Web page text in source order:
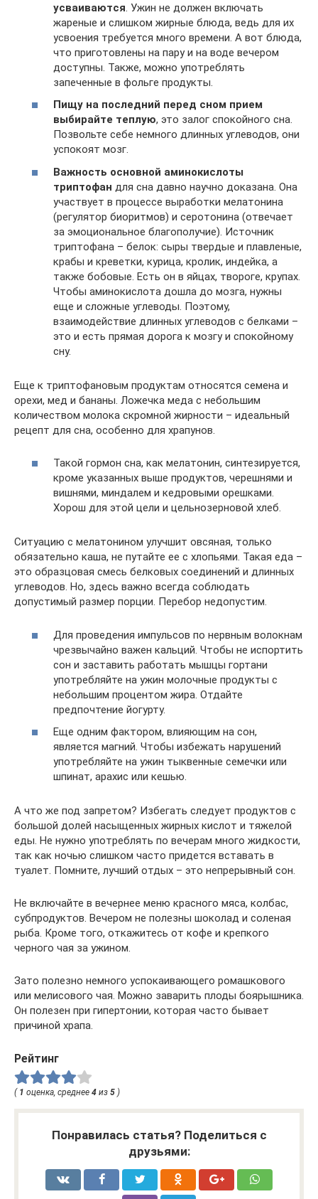
усваиваются . Ужин не должен включать
жареные и слишком жирные блюда, ведь для их
усвоения требуется много времени. А вот блюда,
что приготовлены на пару и на воде вечером
доступны. Также, можно употреблять
запеченные в фольге продукты.
Пищу на последний перед сном прием
выбирайте теплую, это залог спокойного сна.
Позвольте себе немного длинных углеводов, они
успокоят мозг.
Важность основной аминокислоты
триптофан для сна давно научно доказана. Она
участвует в процессе выработки мелатонина
(регулятор биоритмов) и серотонина (отвечает
за эмоциональное благополучие). Источник
триптофана – белок: сыры твердые и плавленые,
крабы и креветки, курица, кролик, индейка, а
также бобовые. Есть он в яйцах, твороге, крупах.
Чтобы аминокислота дошла до мозга, нужны
еще и сложные углеводы. Поэтому,
взаимодействие длинных углеводов с белками –
это и есть прямая дорога к мозгу и спокойному
сну.
Еще к триптофановым продуктам относятся семена и
орехи, мед и бананы. Ложечка меда с небольшим
количеством молока скромной жирности – идеальный
рецепт для сна, особенно для храпунов.
Такой гормон сна, как мелатонин, синтезируется,
кроме указанных выше продуктов, черешнями и
вишнями, миндалем и кедровыми орешками.
Хорош для этой цели и цельнозерновой хлеб.
Ситуацию с мелатонином улучшит овсяная, только
обязательно каша, не путайте ее с хлопьями. Такая еда –
это образцовая смесь белковых соединений и длинных
углеводов. Но, здесь важно всегда соблюдать
допустимый размер порции. Перебор недопустим.
Для проведения импульсов по нервным волокнам
чрезвычайно важен кальций. Чтобы не испортить
сон и заставить работать мышцы гортани
употребляйте на ужин молочные продукты с
небольшим процентом жира. Отдайте
предпочтение йогурту.
Еще одним фактором, влияющим на сон,
является магний. Чтобы избежать нарушений
употребляйте на ужин тыквенные семечки или
шпинат, арахис или кешью.
А что же под запретом? Избегать следует продуктов с
большой долей насыщенных жирных кислот и тяжелой
еды. Не нужно употреблять по вечерам много жидкости,
так как ночью слишком часто придется вставать в
туалет. Помните, лучший отдых – это непрерывный сон.
Не включайте в вечернее меню красного мяса, колбас,
субпродуктов. Вечером не полезны шоколад и соленая
рыба. Кроме того, откажитесь от кофе и крепкого
черного чая за ужином.
Зато полезно немного успокаивающего ромашкового
или мелисового чая. Можно заварить плоды боярышника.
Он полезен при гипертонии, которая часто бывает
причиной храпа.
Рейтинг
( 1 оценка, среднее 4 из 5 )
Понравилась статья? Поделиться с
друзьями: